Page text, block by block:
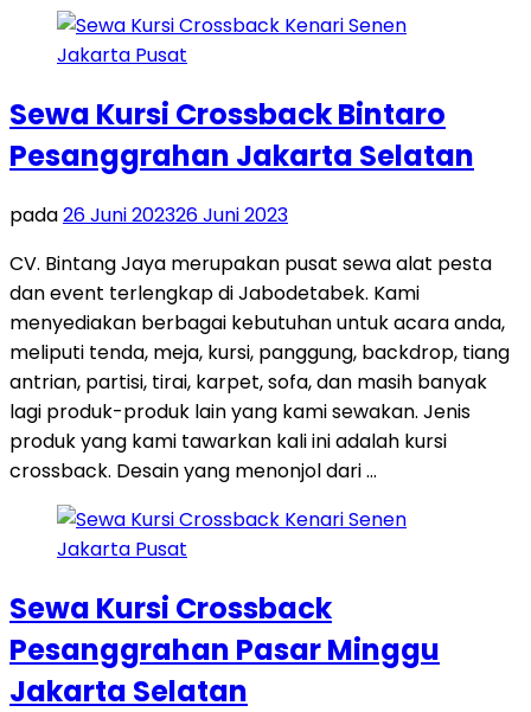
Sewa Kursi Crossback Bintaro
Pesanggrahan Jakarta Selatan
pada26 Juni 202326 Juni 2023
CV. Bintang Jaya merupakan pusat sewa alat pesta
dan event terlengkap di Jabodetabek. Kami
menyediakan berbagai kebutuhan untuk acara anda,
meliputi tenda, meja, kursi, panggung, backdrop, tiang
antrian, partisi, tirai, karpet, sofa, dan masih banyak
lagi produk-produk lain yang kami sewakan. Jenis
produk yang kami tawarkan kali ini adalah kursi
crossback. Desain yang menonjol dari …
Sewa Kursi Crossback
Pesanggrahan Pasar Minggu
Jakarta Selatan